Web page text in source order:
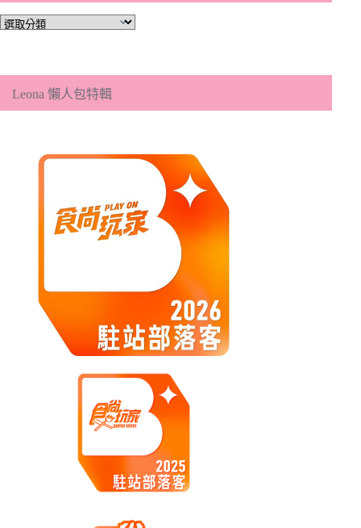
文
類
Leona 懶人包特輯